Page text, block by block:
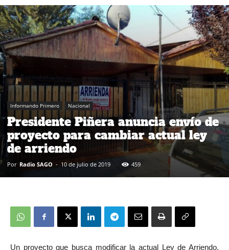
Informando Primero Nacional
Presidente Piñera anuncia envío de
proyecto para cambiar actual ley
de arriendo
Por Radio SAGO - 10 de julio de 2019 459
Un proyecto que busca modificar la actual Ley de Arriendo,